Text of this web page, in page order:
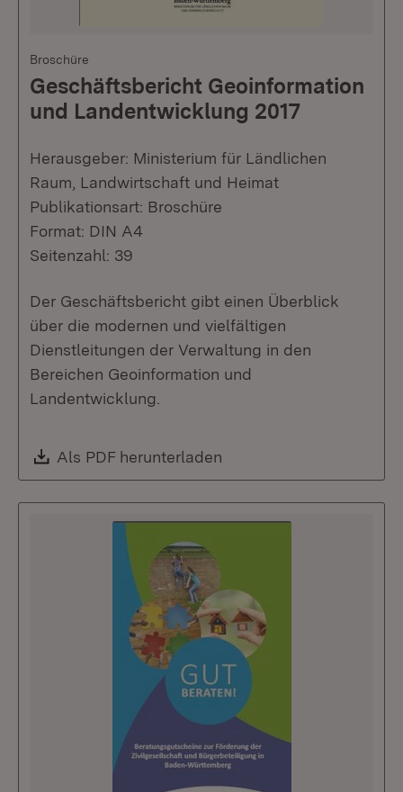
Broschüre
Geschäftsbericht Geoinformation
und Landentwicklung 2017
Herausgeber: Ministerium für Ländlichen
Raum, Landwirtschaft und Heimat
Publikationsart: Broschüre
Format: DIN A4
Seitenzahl: 39
Der Geschäftsbericht gibt einen Überblick
über die modernen und vielfältigen
Dienstleitungen der Verwaltung in den
Bereichen Geoinformation und
Landentwicklung.
Download:
Als PDF herunterladen